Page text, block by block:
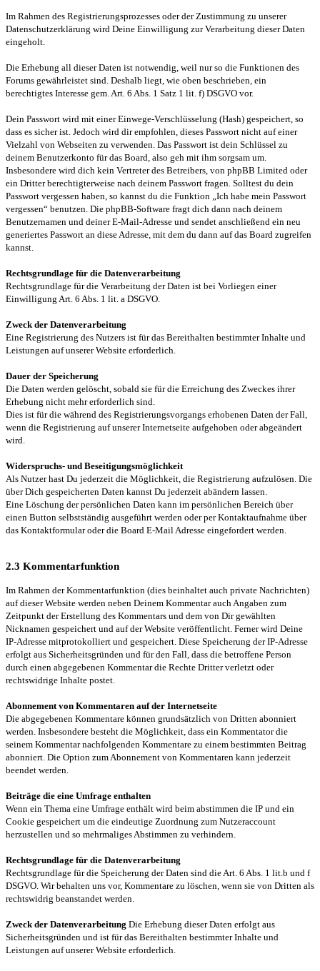
Im Rahmen des Registrierungsprozesses oder der Zustimmung zu unserer
Datenschutzerklärung wird Deine Einwilligung zur Verarbeitung dieser Daten
eingeholt.
Die Erhebung all dieser Daten ist notwendig, weil nur so die Funktionen des
Forums gewährleistet sind. Deshalb liegt, wie oben beschrieben, ein
berechtigtes Interesse gem. Art. 6 Abs. 1 Satz 1 lit. f) DSGVO vor.
Dein Passwort wird mit einer Einwege-Verschlüsselung (Hash) gespeichert, so
dass es sicher ist. Jedoch wird dir empfohlen, dieses Passwort nicht auf einer
Vielzahl von Webseiten zu verwenden. Das Passwort ist dein Schlüssel zu
deinem Benutzerkonto für das Board, also geh mit ihm sorgsam um.
Insbesondere wird dich kein Vertreter des Betreibers, von phpBB Limited oder
ein Dritter berechtigterweise nach deinem Passwort fragen. Solltest du dein
Passwort vergessen haben, so kannst du die Funktion „Ich habe mein Passwort
vergessen“ benutzen. Die phpBB-Software fragt dich dann nach deinem
Benutzernamen und deiner E-Mail-Adresse und sendet anschließend ein neu
generiertes Passwort an diese Adresse, mit dem du dann auf das Board zugreifen
kannst.
Rechtsgrundlage für die Datenverarbeitung
Rechtsgrundlage für die Verarbeitung der Daten ist bei Vorliegen einer
Einwilligung Art. 6 Abs. 1 lit. a DSGVO.
Zweck der Datenverarbeitung
Eine Registrierung des Nutzers ist für das Bereithalten bestimmter Inhalte und
Leistungen auf unserer Website erforderlich.
Dauer der Speicherung
Die Daten werden gelöscht, sobald sie für die Erreichung des Zweckes ihrer
Erhebung nicht mehr erforderlich sind.
Dies ist für die während des Registrierungsvorgangs erhobenen Daten der Fall,
wenn die Registrierung auf unserer Internetseite aufgehoben oder abgeändert
wird.
Widerspruchs- und Beseitigungsmöglichkeit
Als Nutzer hast Du jederzeit die Möglichkeit, die Registrierung aufzulösen. Die
über Dich gespeicherten Daten kannst Du jederzeit abändern lassen.
Eine Löschung der persönlichen Daten kann im persönlichen Bereich über
einen Button selbstständig ausgeführt werden oder per Kontaktaufnahme über
das Kontaktformular oder die Board E-Mail Adresse eingefordert werden.
2.3 Kommentarfunktion
Im Rahmen der Kommentarfunktion (dies beinhaltet auch private Nachrichten)
auf dieser Website werden neben Deinem Kommentar auch Angaben zum
Zeitpunkt der Erstellung des Kommentars und dem von Dir gewählten
Nicknamen gespeichert und auf der Website veröffentlicht. Ferner wird Deine
IP-Adresse mitprotokolliert und gespeichert. Diese Speicherung der IP-Adresse
erfolgt aus Sicherheitsgründen und für den Fall, dass die betroffene Person
durch einen abgegebenen Kommentar die Rechte Dritter verletzt oder
rechtswidrige Inhalte postet.
Abonnement von Kommentaren auf der Internetseite
Die abgegebenen Kommentare können grundsätzlich von Dritten abonniert
werden. Insbesondere besteht die Möglichkeit, dass ein Kommentator die
seinem Kommentar nachfolgenden Kommentare zu einem bestimmten Beitrag
abonniert. Die Option zum Abonnement von Kommentaren kann jederzeit
beendet werden.
Beiträge die eine Umfrage enthalten
Wenn ein Thema eine Umfrage enthält wird beim abstimmen die IP und ein
Cookie gespeichert um die eindeutige Zuordnung zum Nutzeraccount
herzustellen und so mehrmaliges Abstimmen zu verhindern.
Rechtsgrundlage für die Datenverarbeitung
Rechtsgrundlage für die Speicherung der Daten sind die Art. 6 Abs. 1 lit.b und f
DSGVO. Wir behalten uns vor, Kommentare zu löschen, wenn sie von Dritten als
rechtswidrig beanstandet werden.
Zweck der Datenverarbeitung Die Erhebung dieser Daten erfolgt aus
Sicherheitsgründen und ist für das Bereithalten bestimmter Inhalte und
Leistungen auf unserer Website erforderlich.